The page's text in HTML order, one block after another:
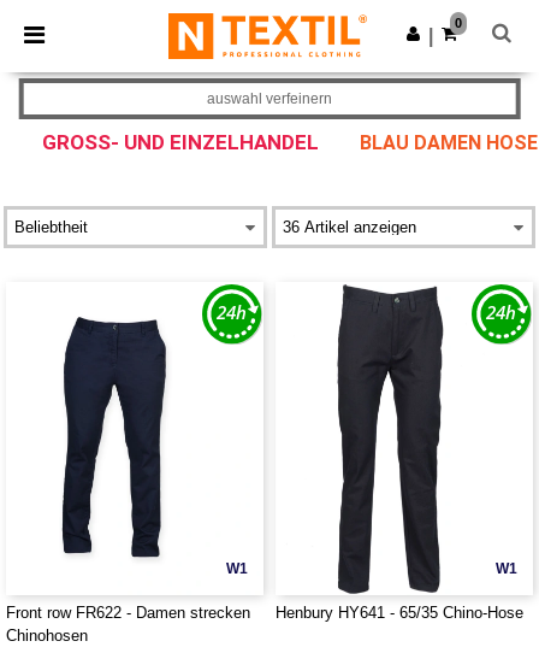
× Ntextil App
Bessere Preise in der App!
App holen
0
GROSS- UND EINZELHANDEL BLAU DAMEN
auswahl verfeinern
W1
Front row FR622 - Damen strecken
Chinohosen
W1
Henbury HY641 - 65/35 Chino-Hose